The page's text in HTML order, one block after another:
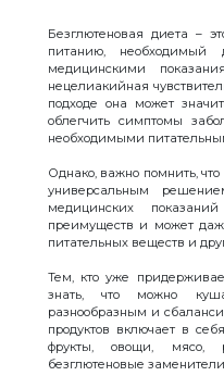
Безглютеновая диета –
питанию,
медицинскими
нецелиакийная
подходе она может
облегчить симптомы
необходимыми
Однако, важно помнить,
универсальным
медицинских
преимуществ и может
питательных веществ и
Тем, кто уже
знать, что можно
разнообразным и
продуктов включает в
фрукты, овощи, мясо,
безглютеновые